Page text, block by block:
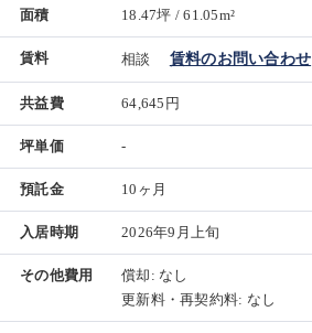
面積 18.47坪 / 61.05m²
賃料 相談 賃料のお問い合わせ
共益費 64,645円
坪単価 -
預託金 10ヶ月
入居時期 2026年9月上旬
その他費用
償却: なし
更新料・再契約料: なし